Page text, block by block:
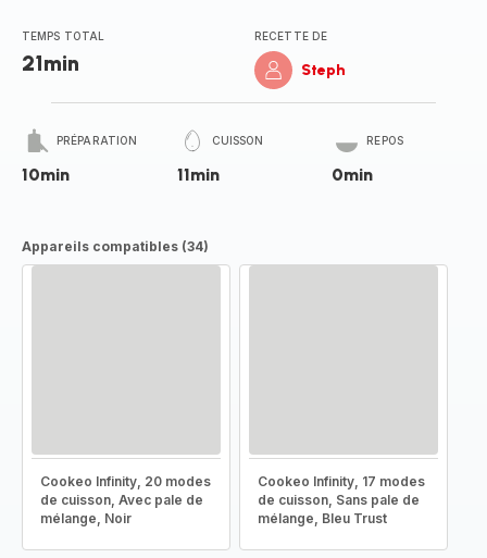
TEMPS TOTAL
21min
RECETTE DE
Steph
PRÉPARATION
10min
CUISSON
11min
REPOS
0min
Appareils compatibles (34)
Cookeo Infinity, 20 modes
de cuisson, Avec pale de
mélange, Noir
Cookeo Infinity, 17 modes
de cuisson, Sans pale de
mélange, Bleu Trust